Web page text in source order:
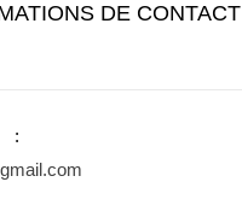
DE CONTACT